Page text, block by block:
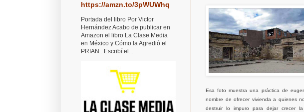
Esa foto muestra una práctica de
nombre de ofrecer vivienda a quienes
destruir lo impuro para dejar crecer
https://amzn.to/3pWUWhq
Portada del libro Por Victor
Hernández Acabo de publicar en
Amazon el libro La Clase Media
en México y Cómo la Agredió el
PRIAN . Escribí el...